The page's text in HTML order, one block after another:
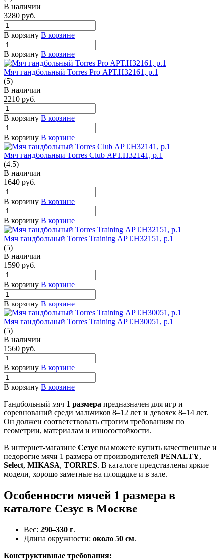
В наличии
3280 руб.
В корзину В корзине
В корзину В корзине
Мяч гандбольный Torres Pro АРТ.H32161, р.1
(5)
В наличии
2210 руб.
В корзину В корзине
В корзину В корзине
Мяч гандбольный Torres Club АРТ.H32141, р.1
(4.5)
В наличии
1640 руб.
В корзину В корзине
В корзину В корзине
Мяч гандбольный Torres Training АРТ.H32151, р.1
(5)
В наличии
1590 руб.
В корзину В корзине
В корзину В корзине
Мяч гандбольный Torres Training АРТ.H30051, р.1
(5)
В наличии
1560 руб.
В корзину В корзине
В корзину В корзине
Гандбольный мяч 1 размера предназначен для игр и
соревнований среди мальчиков 8–12 лет и девочек 8–14 лет.
Он должен соответствовать строгим требованиям по
геометрии, материалам и износостойкости.
В интернет-магазине Сезус вы можете купить качественные и
недорогие мячи 1 размера от производителей PENALTY,
Select, MIKASA, TORRES. В каталоге представлены яркие
модели, хорошо заметные на площадке и в зале.
Особенности мячей 1 размера в
каталоге Сезус в Москве
Вес: 290–330 г.
Длина окружности: около 50 см.
Конструктивные требования: